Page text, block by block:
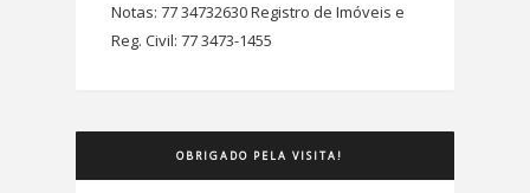
Notas: 77 34732630 Registro de Imóveis e
Reg. Civil: 77 3473-1455
OBRIGADO PELA VISITA!